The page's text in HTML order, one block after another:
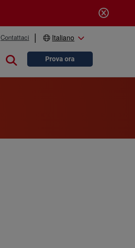
Contattaci Italiano
Close searchProva ora